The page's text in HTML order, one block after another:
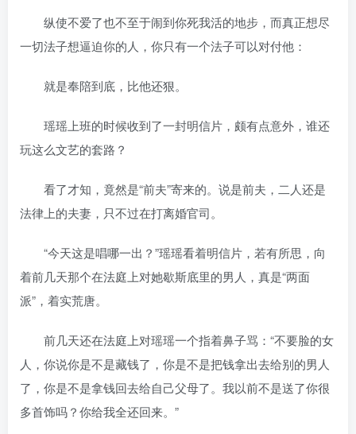
纵使不爱了也不至于闹到你死我活的地步，而真正想尽
一切法子想逼迫你的人，你只有一个法子可以对付他：
就是奉陪到底，比他还狠。
瑶瑶上班的时候收到了一封明信片，颇有点意外，谁还
玩这么文艺的套路？
看了才知，竟然是“前夫”寄来的。说是前夫，二人还是
法律上的夫妻，只不过在打离婚官司。
“今天这是唱哪一出？”瑶瑶看着明信片，若有所思，向
着前几天那个在法庭上对她歇斯底里的男人，真是“两面
派”，着实荒唐。
前几天还在法庭上对瑶瑶一个指着鼻子骂：“不要脸的女
人，你说你是不是藏钱了，你是不是把钱拿出去给别的男人
了，你是不是拿钱回去给自己父母了。我以前不是送了你很
多首饰吗？你给我全还回来。”